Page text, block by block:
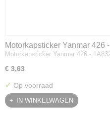
Motorkapsticker Yanmar 426
Motorkapsticker Yanmar 426 -
€ 3,63
✓ Op voorraad
IN WINKELWAGEN